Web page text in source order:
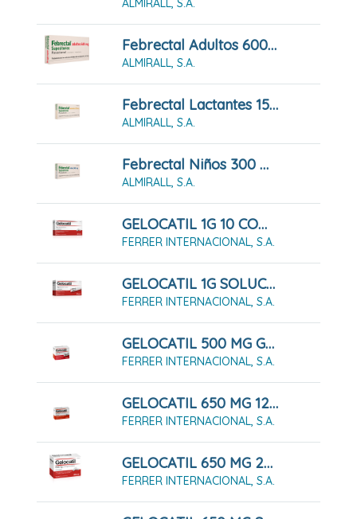
ALMIRALL, S.A.
Febrectal Adultos 600 Mg 6 Supositorios
ALMIRALL, S.A.
Febrectal Lactantes 150 Mg 6 Supositorios
ALMIRALL, S.A.
Febrectal Niños 300 Mg 6 Supositorios
ALMIRALL, S.A.
GELOCATIL 1G 10 COMPRIMIDOS
FERRER INTERNACIONAL, S.A.
GELOCATIL 1G SOLUCIÓN ORAL 10 SOBRES
FERRER INTERNACIONAL, S.A.
GELOCATIL 500 MG GRANULADO 12 SOBRES
FERRER INTERNACIONAL, S.A.
GELOCATIL 650 MG 12 COMPRIMIDOS (TIRAS)
FERRER INTERNACIONAL, S.A.
GELOCATIL 650 MG 20 COMPRIMIDOS
FERRER INTERNACIONAL, S.A.